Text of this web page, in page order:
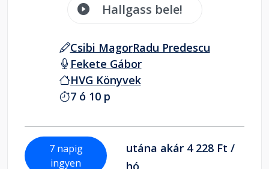
Hallgass bele!
Csibi MagorRadu Predescu
Fekete Gábor
HVG Könyvek
7 ó 10 p
7 napig
ingyen
utána akár 4 228 Ft /
hó